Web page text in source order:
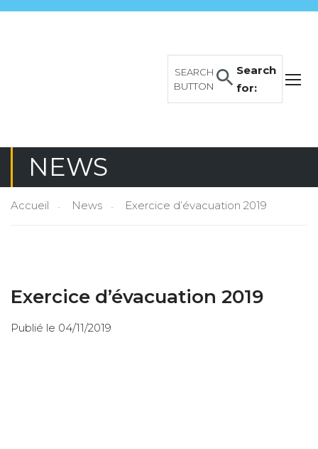
Search
for:
SEARCH
BUTTON
NEWS
Accueil News Exercice d’évacuation 2019
Exercice d’évacuation 2019
Publié le 04/11/2019